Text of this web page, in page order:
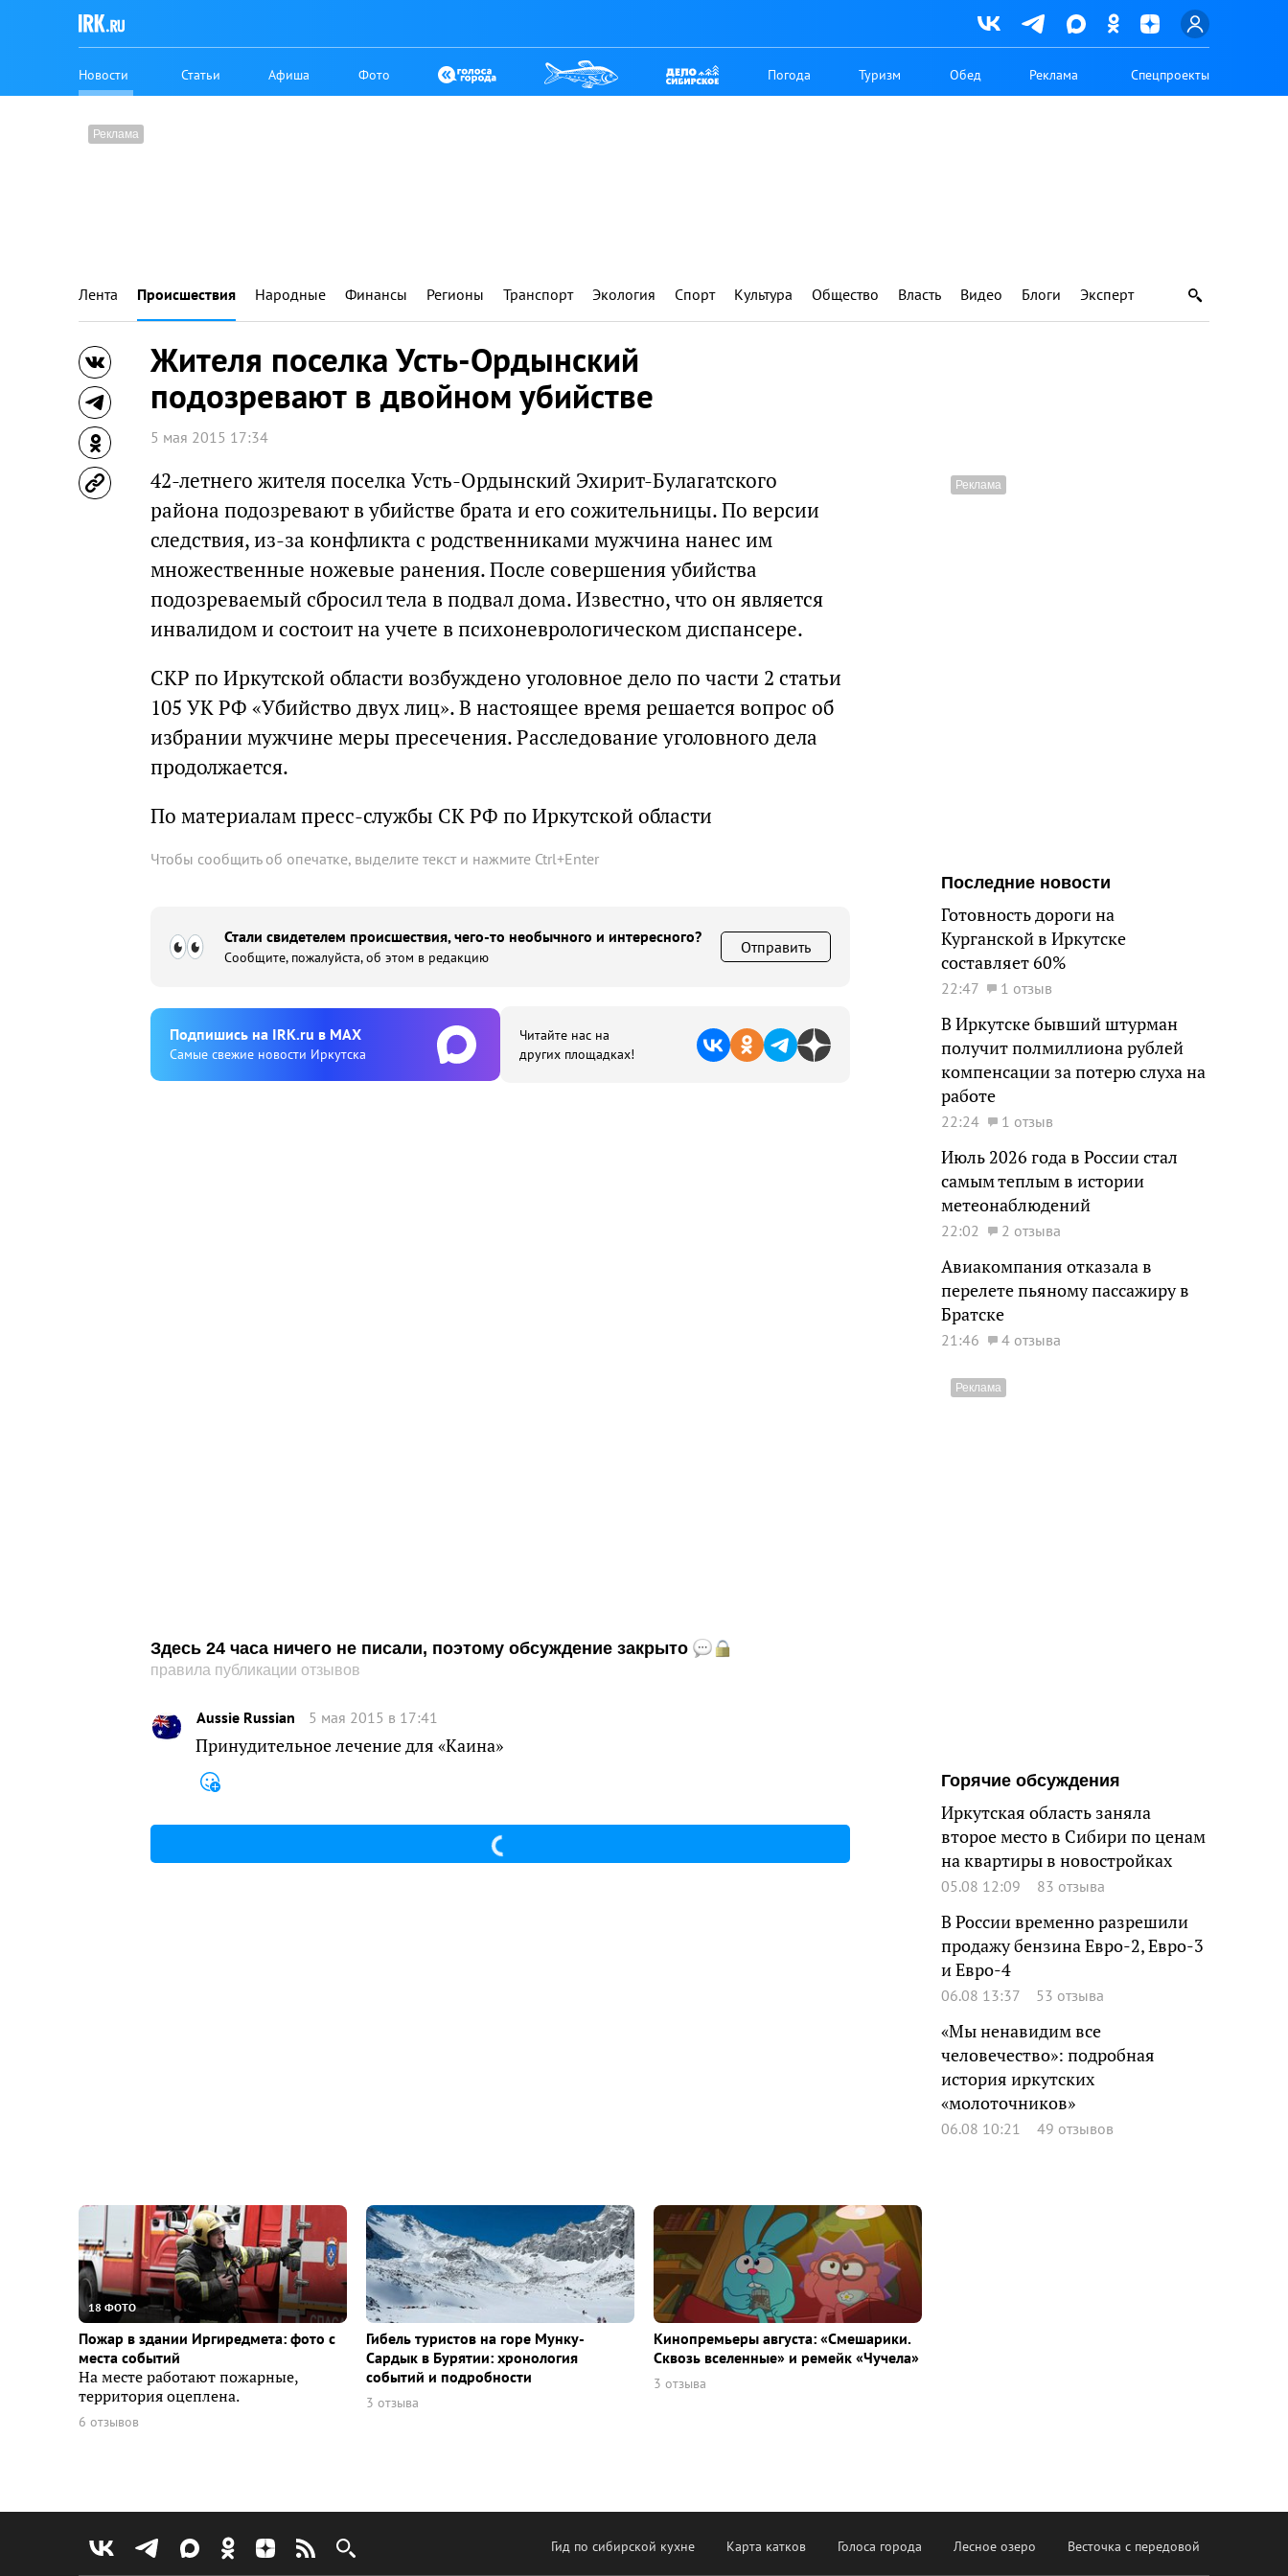
Новости Статьи Афиша Фото Погода Туризм Обед Реклама Спецпроекты
Лента Происшествия Народные Финансы Регионы Транспорт Экология Спорт Культура Общество Власть Видео Блоги Эксперт
Жителя поселка Усть-Ордынский
подозревают в двойном убийстве
5 мая 2015 17:34
42-летнего жителя поселка Усть-Ордынский Эхирит-Булагатского
района подозревают в убийстве брата и его сожительницы. По версии
следствия, из-за конфликта с родственниками мужчина нанес им
множественные ножевые ранения. После совершения убийства
подозреваемый сбросил тела в подвал дома. Известно, что он является
инвалидом и состоит на учете в психоневрологическом диспансере.
СКР по Иркутской области возбуждено уголовное дело по части 2 статьи
105 УК РФ «Убийство двух лиц». В настоящее время решается вопрос об
избрании мужчине меры пресечения. Расследование уголовного дела
продолжается.
По материалам пресс-службы СК РФ по Иркутской области
Чтобы сообщить об опечатке, выделите текст и нажмите Ctrl+Enter
Стали свидетелем происшествия, чего-то необычного и интересного?
Сообщите, пожалуйста, об этом в редакцию
Отправить
Подпишиcь на IRK.ru в MAX
Cамые свежие новости Иркутска
Читайте нас на
других площадках!
Здесь 24 часа ничего не писали, поэтому обсуждение закрыто
правила публикации отзывов
Aussie Russian 5 мая 2015 в 17:41
Принудительное лечение для «Каина»
Последние новости
Готовность дороги на
Курганской в Иркутске
составляет 60%
22:47 1 отзыв
В Иркутске бывший штурман
получит полмиллиона рублей
компенсации за потерю слуха на
работе
22:24 1 отзыв
Июль 2026 года в России стал
самым теплым в истории
метеонаблюдений
22:02 2 отзыва
Авиакомпания отказала в
перелете пьяному пассажиру в
Братске
21:46 4 отзыва
Горячие обсуждения
Иркутская область заняла
второе место в Сибири по ценам
на квартиры в новостройках
05.08 12:09 83 отзыва
В России временно разрешили
продажу бензина Евро-2, Евро-3
и Евро-4
06.08 13:37 53 отзыва
«Мы ненавидим все
человечество»: подробная
история иркутских
«молоточников»
06.08 10:21 49 отзывов
18 ФОТО
Пожар в здании Иргиредмета: фото с
места событий
На месте работают пожарные,
территория оцеплена.
6 отзывов
Гибель туристов на горе Мунку-
Сардык в Бурятии: хронология
событий и подробности
3 отзыва
Кинопремьеры августа: «Смешарики.
Сквозь вселенные» и ремейк «Чучела»
3 отзыва
Гид по сибирской кухне Карта катков Голоса города Лесное озеро Весточка с передовой